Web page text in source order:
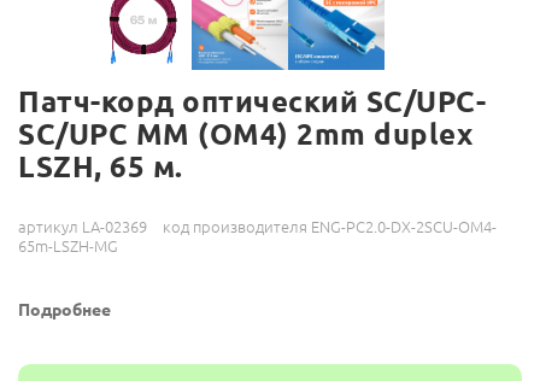
Патч-корд оптический SC/UPC-
SC/UPC MM (OM4) 2mm duplex
LSZH, 65 м.
артикул LA-02369
код производителя ENG-PC2.0-DX-2SCU-OM4-
65m-LSZH-MG
Подробнее